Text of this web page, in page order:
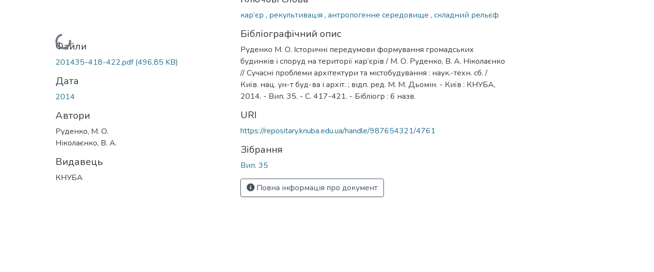
Вантажиться...
Файли
201435-418-422.pdf(496,85 KB)
Дата
2014
Автори
Руденко, М. О.
Ніколаєнко, В. А.
Видавець
КНУБА
кар’єр , рекультивація , антропогенне середовище , складний рельєф
Бібліографічний опис
Руденко М. О. Історичні передумови формування громадських
будинків і споруд на території кар’єрів / М. О. Руденко, В. А. Ніколаєнко
// Сучасні проблеми архітектури та містобудування : наук.-техн. сб. /
Київ. нац. ун-т буд-ва і архіт. ; відп. ред. М. М. Дьомін. - Київ : КНУБА,
2014. - Вип. 35. - С. 417-421. - Бібліогр : 6 назв.
URI
https://repositary.knuba.edu.ua/handle/987654321/4761
Зібрання
Вип. 35
Повна інформація про документ